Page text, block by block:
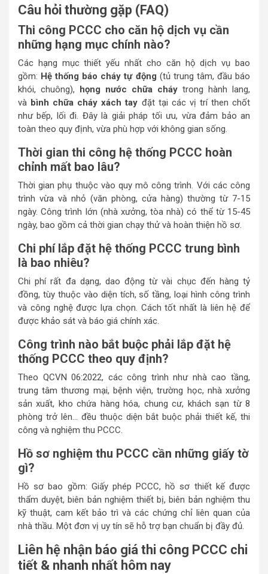
Câu hỏi thường gặp (FAQ)
Thi công PCCC cho căn hộ dịch vụ cần
những hạng mục chính nào?
Các hạng mục thiết yếu nhất cho căn hộ dịch vụ bao
gồm: Hệ thống báo cháy tự động (tủ trung tâm, đầu báo
khói, chuông),
họng nước chữa cháy trong hành lang,
và bình chữa cháy xách tay đặt tại các vị trí then chốt
như bếp, lối đi. Đây là giải pháp tối ưu, vừa đảm bảo an
toàn theo quy định, vừa phù hợp với không gian sống.
Thời gian thi công hệ thống PCCC hoàn
chỉnh mất bao lâu?
Thời gian phụ thuộc vào quy mô công trình. Với các công
trình vừa và nhỏ (văn phòng, cửa hàng) thường từ 7-15
ngày. Công trình lớn (nhà xưởng, tòa nhà) có thể từ 15-45
ngày, bao gồm cả thời gian chạy thử và hoàn thiện hồ sơ.
Chi phí lắp đặt hệ thống PCCC trung bình
là bao nhiêu?
Chi phí rất đa dạng, dao động từ vài chục đến hàng tỷ
đồng, tùy thuộc vào diện tích, số tầng, loại hình công trình
và công nghệ được lựa chọn. Cách tốt nhất là liên hệ để
được khảo sát và báo giá chính xác.
Công trình nào bắt buộc phải lắp đặt hệ
thống PCCC theo quy định?
Theo QCVN 06:2022, các công trình như nhà cao tầng,
trung tâm thương mại, bệnh viện, trường học, nhà xưởng
sản xuất, kho chứa hàng hóa, chung cư, khách sạn từ 8
phòng trở lên… đều thuộc diện bắt buộc phải thiết kế, thi
công và nghiệm thu PCCC.
Hồ sơ nghiệm thu PCCC cần những giấy tờ
gì?
Hồ sơ bao gồm: Giấy phép PCCC, hồ sơ thiết kế được
thẩm duyệt, biên bản nghiệm thiết bị, biên bản nghiệm thu
kỹ thuật, cam kết bảo trì và các chứng chỉ liên quan của
nhà thầu. Một đơn vị uy tín sẽ hỗ trợ bạn chuẩn bị đầy đủ.
Liên hệ nhận báo giá thi công PCCC chi
tiết & nhanh nhất hôm nay